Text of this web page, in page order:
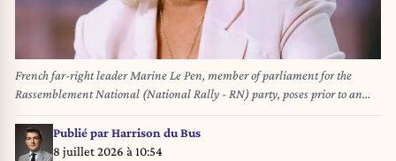
French far-right leader Marine Le Pen, member of parliament for the
Rassemblement National (National Rally - RN) party, poses prior to an
interview on the evening news broadcast of French TV channel TF1,
following the verdict in her appeal trial over misuse of EU funds, in
Boulogne-Billancourt, near Paris, France, July 7, 2026. Photo by Christian
Publié parHarrison du Bus
8 juillet 2026 à 10:54